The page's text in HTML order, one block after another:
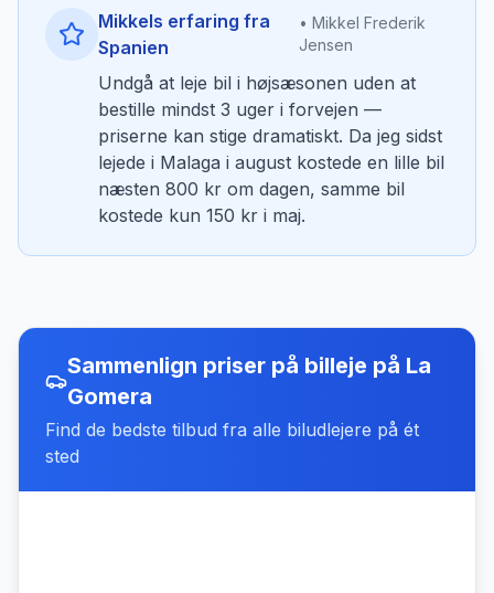
Mikkels erfaring fra
Spanien
• Mikkel Frederik
Jensen
Undgå at leje bil i højsæsonen uden at
bestille mindst 3 uger i forvejen —
priserne kan stige dramatiskt. Da jeg sidst
lejede i Malaga i august kostede en lille bil
næsten 800 kr om dagen, samme bil
kostede kun 150 kr i maj.
Sammenlign priser på billeje på La
Gomera
Find de bedste tilbud fra alle biludlejere på ét
sted